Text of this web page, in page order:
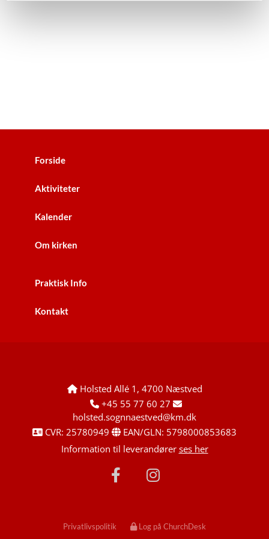
Forside
Aktiviteter
Kalender
Om kirken
Praktisk Info
Kontakt
Holsted Allé 1, 4700 Næstved
+45 55 77 60 27 
holsted.sognnaestved@km.dk
 CVR: 25780949  EAN/GLN: 5798000853683
Information til leverandører ses her
Privatlivspolitik Log på ChurchDesk